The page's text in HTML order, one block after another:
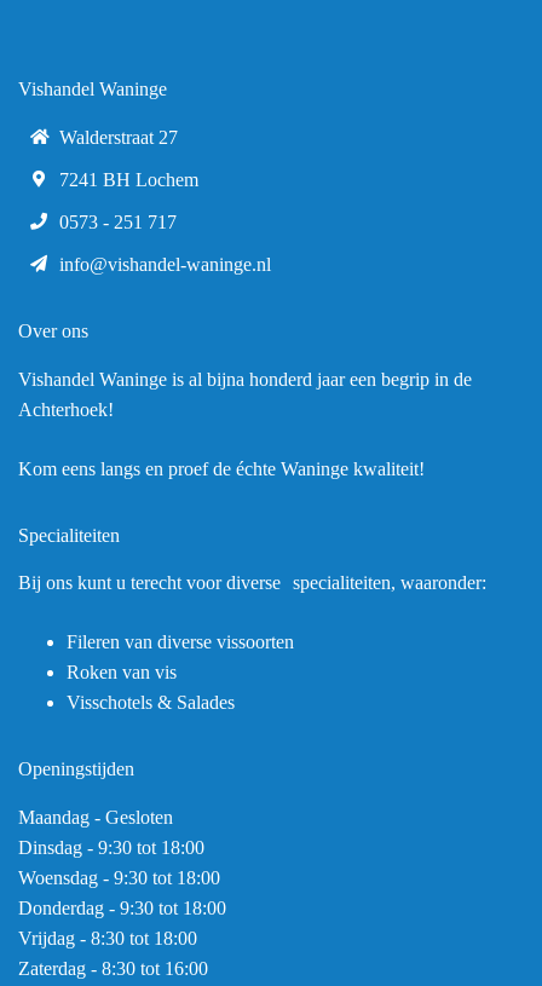
Vishandel Waninge
Walderstraat 27
7241 BH Lochem
0573 - 251 717
info@vishandel-waninge.nl
Over ons
Vishandel Waninge is al bijna honderd jaar een begrip in de
Achterhoek!
Kom eens langs en proef de échte Waninge kwaliteit!
Specialiteiten
Bij ons kunt u terecht voor diverse specialiteiten, waaronder:
Fileren van diverse vissoorten
Roken van vis
Visschotels & Salades
Openingstijden
Maandag - Gesloten
Dinsdag - 9:30 tot 18:00
Woensdag - 9:30 tot 18:00
Donderdag - 9:30 tot 18:00
Vrijdag - 8:30 tot 18:00
Zaterdag - 8:30 tot 16:00